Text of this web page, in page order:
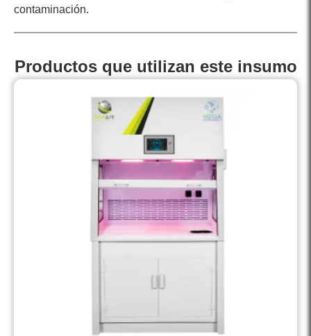
contaminación.
Productos que utilizan este insumo